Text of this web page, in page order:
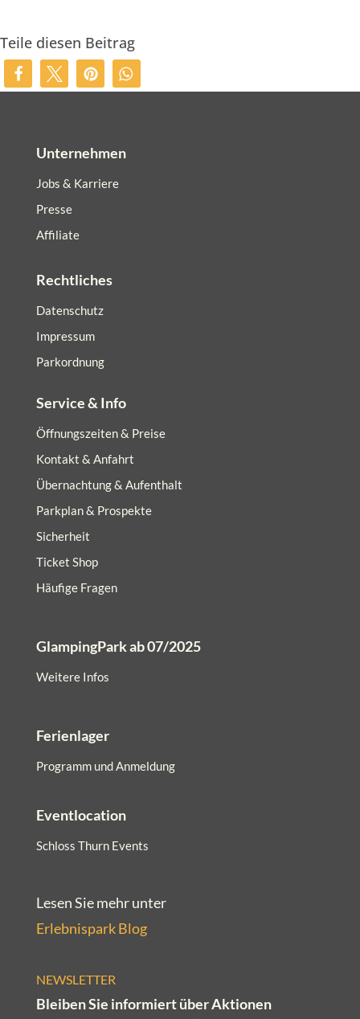
Teile diesen Beitrag
Unternehmen
Jobs & Karriere
Presse
Affiliate
Rechtliches
Datenschutz
Impressum
Parkordnung
Service & Info
Öffnungszeiten & Preise
Kontakt & Anfahrt
Übernachtung & Aufenthalt
Parkplan & Prospekte
Sicherheit
Ticket Shop
Häufige Fragen
GlampingPark ab 07/2025
Weitere Infos
Ferienlager
Programm und Anmeldung
Eventlocation
Schloss Thurn Events
Lesen Sie mehr unter
Erlebnispark Blog
NEWSLETTER
Bleiben Sie informiert über Aktionen